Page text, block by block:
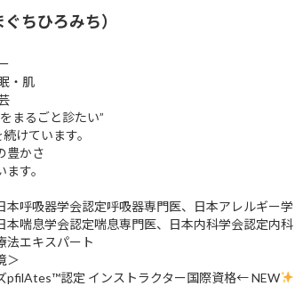
ちひろみち）
・肌
まるごと診たい”
けています。
豊かさ
す。
本呼吸器学会認定呼吸器専門医、日本アレルギー学
本喘息学会認定喘息専門医、日本内科学会認定内科
法エキスパート
＞
pfilAtes™認定 インストラクター国際資格← NEW